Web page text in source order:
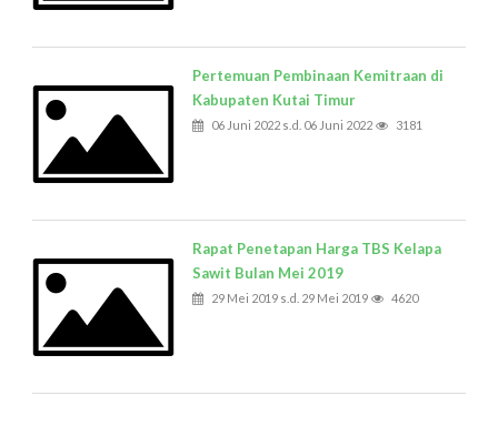
Pertemuan Pembinaan Kemitraan di
Kabupaten Kutai Timur
06 Juni 2022 s.d. 06 Juni 2022 3181
Rapat Penetapan Harga TBS Kelapa
Sawit Bulan Mei 2019
29 Mei 2019 s.d. 29 Mei 2019 4620